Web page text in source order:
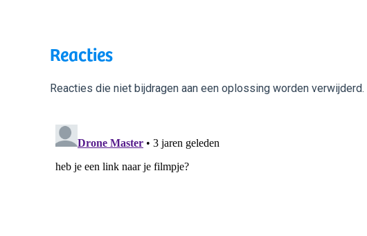
Reacties
Reacties die niet bijdragen aan een oplossing worden verwijderd.